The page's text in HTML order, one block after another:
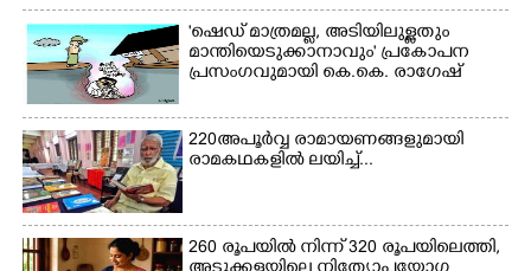
'ഷെഡ് മാത്രമല്ല, അടിയിലുള്ളതും
മാന്തിയെടുക്കാനാവും' പ്രകോപന
പ്രസംഗവുമായി കെ.കെ. രാഗേഷ്
220 അപൂർവ്വ രാമായണങ്ങളുമായി
രാമകഥകളിൽ ലയിച്ച്...
260 രൂപയിൽ നിന്ന് 320 രൂപയിലെത്തി,
Copy Link